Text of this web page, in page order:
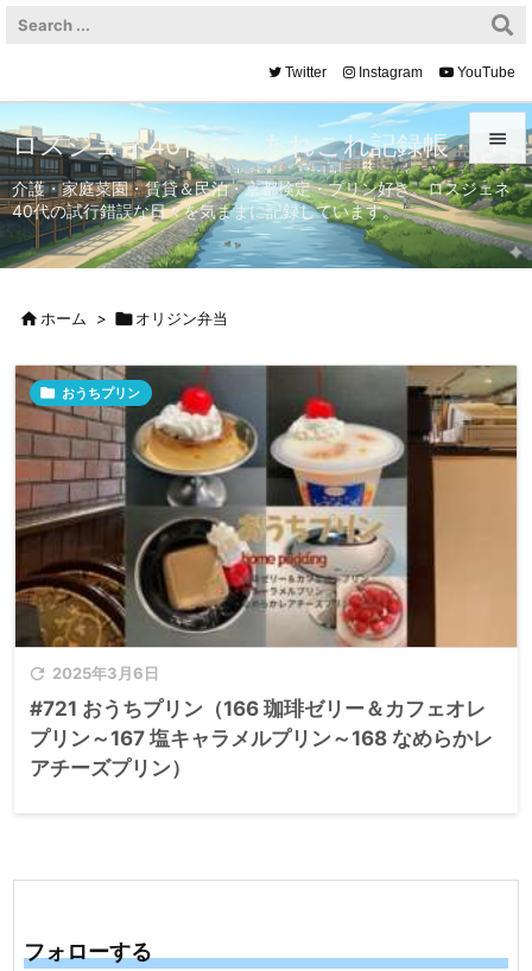


メニュ

サイド

次へ

検索
Twitter Instagram YouTube
ロスジェネ40代の、あれこれ記録帳
介護・家庭菜園・賃貸＆民泊・京都検定・プリン好き。ロスジェネ
40代の試行錯誤な日々を気ままに記録しています。
ホーム > オリジン弁当
 2025年3月6日
 おうちプリン
#721 おうちプリン（166 珈琲ゼリー＆カフェオレ
プリン～167 塩キャラメルプリン～168 なめらかレ
アチーズプリン）
フォローする